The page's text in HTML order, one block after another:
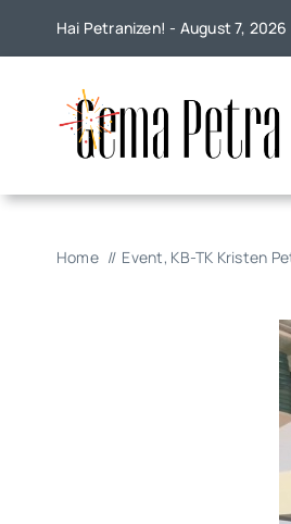
Hai Petranizen! - August 7, 2026
Home Event KB-TK Kristen